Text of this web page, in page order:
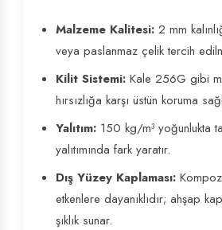
Malzeme Kalitesi: 2 mm
veya paslanmaz çelik tercih
Kilit Sistemi: Kale 256G gibi
hırsızlığa karşı üstün koruma
Yalıtım: 150 kg/m³ yoğunlukta
yalıtımında fark yaratır.
Dış Yüzey Kaplaması:
etkenlere dayanıklıdır; ahşap
şıklık sunar.